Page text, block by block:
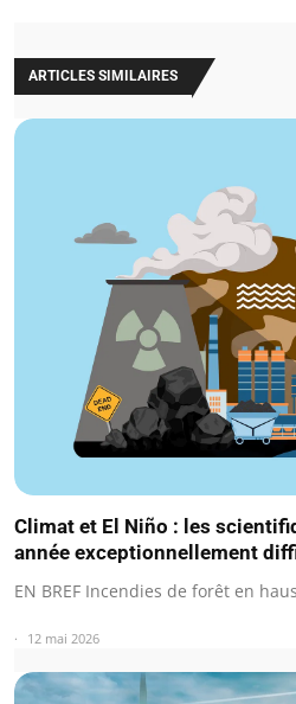
ARTICLES SIMILAIRES
Climat et El Niño : les
année exceptionnellement
EN BREF Incendies de forêt en
12 mai 2026